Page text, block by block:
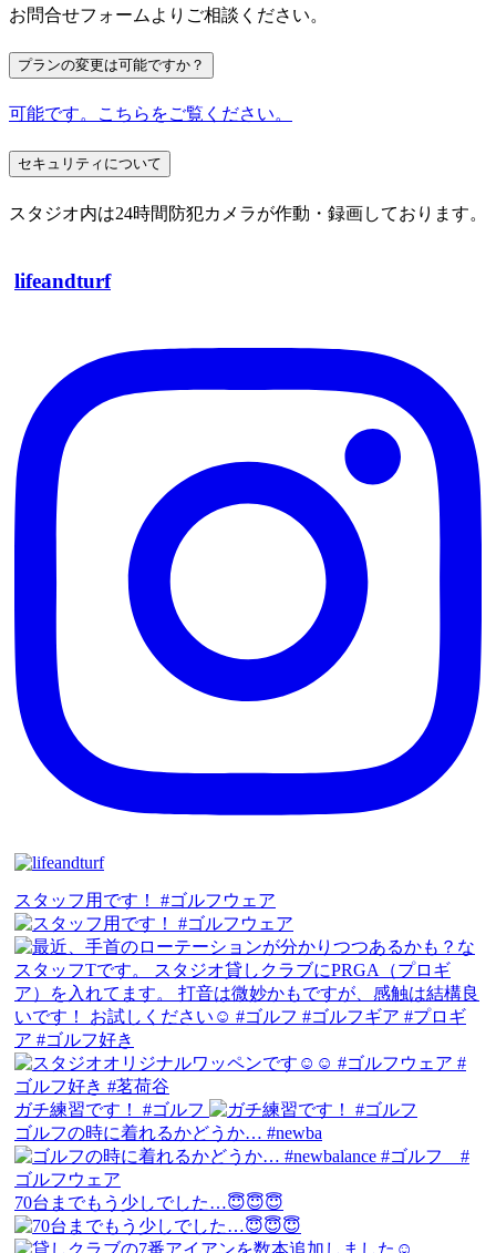
お問合せフォームよりご相談ください。
プランの変更は可能ですか？
可能です。こちらをご覧ください。
セキュリティについて
スタジオ内は24時間防犯カメラが作動・録画しております。
lifeandturf
スタッフ用です！ #ゴルフウェア
ガチ練習です！ #ゴルフ
ゴルフの時に着れるかどうか… #newba
70台までもう少しでした…😇😇😇